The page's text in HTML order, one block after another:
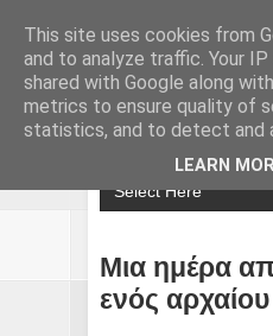
Μια ημέρα
ενός
This site uses cookies from
and to analyze traffic. Your
shared with Google along
metrics to ensure quality of
statistics, and to detect and
LEARN